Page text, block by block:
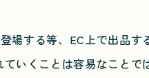
場する等、EC上で出品す
いくことは容易なことで